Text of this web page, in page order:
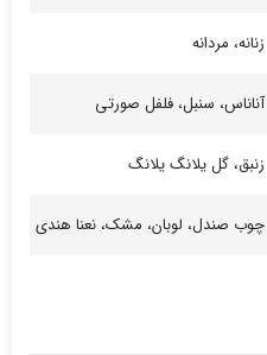
زنانه، مردانه
آناناس، سنبل، فلفل صورتی
زنبق، گل یلانگ یلانگ
چوب صندل، لوبان، مشک، نعنا هندی